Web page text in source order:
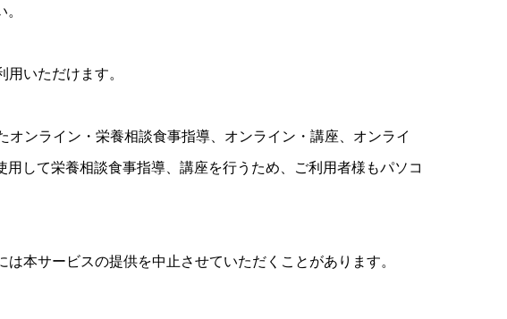
いただけます。
ンライン・栄養相談食事指導、オンライン・講座、オンライ
して栄養相談食事指導、講座を行うため、ご利用者様もパソコ
本サービスの提供を中止させていただくことがあります。